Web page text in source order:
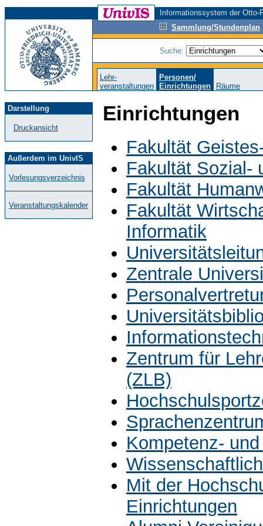
Informationssystem der
Sammlung/Stundenplan
Suche:
Lehr-
veranstaltungen
Personen/
Einrichtungen
Räume
Darstellung
Druckansicht
Außerdem im UnivIS
Vorlesungsverzeichnis
Veranstaltungskalender
Einrichtungen
Fakultät
Fakultät Sozial-
Fakultät
Fakultät
Informatik
Zentrale
Zentrum für
(ZLB)
Kompetenz-
Mit der
Einrichtungen